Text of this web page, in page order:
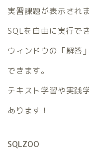
実習課題が表示されま
SQLを自由に実行で
ウィンドウの「解答
できます。
テキスト学習や実践
あります！
SQLZOO